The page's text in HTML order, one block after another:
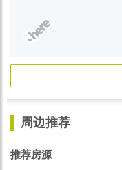
周边推荐
推荐房源